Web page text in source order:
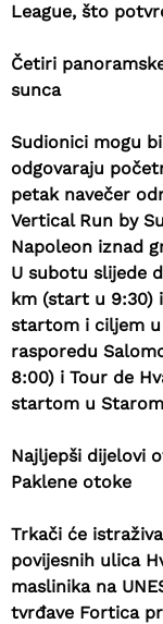
League, što
Četiri
sunca
Sudionici mogu
odgovaraju
petak navečer
Vertical Run by
Napoleon iznad
U subotu slijede
km (start u 9:30) i
startom i ciljem u
rasporedu
8:00) i Tour de
startom u
Najljepši dijelovi
Paklene otoke
Trkači će
povijesnih ulica
maslinika na
tvrđave Fortica